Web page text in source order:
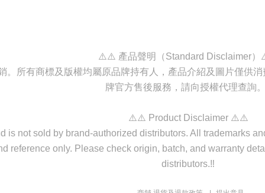
⚠️⚠️ 產品聲明（Standard Disclaimer
。所有商標及版權均屬原品牌持有人，產品介紹及圖片僅供
牌官方售後服務，請向授權代理查詢
⚠️⚠️ Product Disclaimer ⚠️⚠️
is not sold by brand-authorized distributors. All trademarks
reference only. Please check origin, batch, and warranty
distributors.‼️